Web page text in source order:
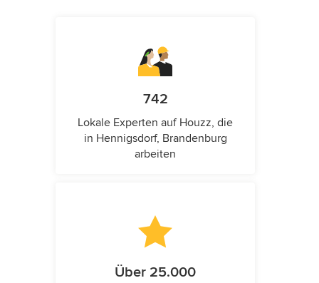
742
Lokale Experten auf Houzz, die
in Hennigsdorf, Brandenburg
arbeiten
Über 25.000